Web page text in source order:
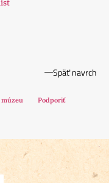
Späť navrch
Podporiť